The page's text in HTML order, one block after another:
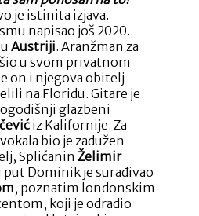
je istinita izjava.
napisao još 2020.
Austriji. Aranžman za
u svom privatnom
on i njegova obitelj
na Floridu. Gitare je
glazbeni
iz Kalifornije. Za
bio je zadužen
Splićanin Želimir
put Dominik je surađivao
, poznatim londonskim
koji je odradio